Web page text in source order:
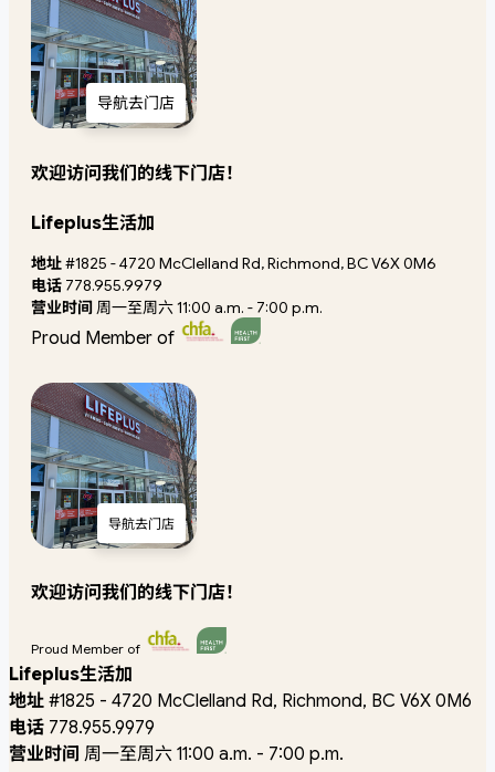
导航去门店
欢迎访问我们的线下门店！
Lifeplus生活加
地址#1825 - 4720 McClelland Rd, Richmond, BC V6X 0M6
电话 778.955.9979
营业时间 周一至周六 11:00 a.m. - 7:00 p.m.
Proud Member of
导航去门店
欢迎访问我们的线下门店！
Proud Member of
Lifeplus生活加
地址 #1825 - 4720 McClelland Rd, Richmond, BC V6X 0M6
电话 778.955.9979
营业时间 周一至周六 11:00 a.m. - 7:00 p.m.